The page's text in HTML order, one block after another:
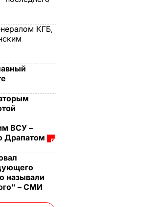
КГБ,
ВСУ –
Драпатом
называли
– СМИ